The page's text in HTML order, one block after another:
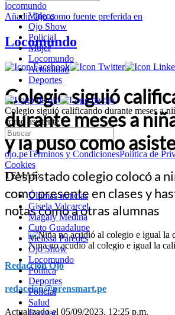
Videos
Ojo Show
Policial
Mujer
Locomundo
Actualidad
Deportes
Colegio siguió calificando durante meses a
como asistente
ojo.peTérminos y CondicionesPolítica de
Cookies
TEMAS:
Últimas noticias
Gisela Valcarcel
Magaly Medina
Cuto Guadalupe
Melissa Paredes
Ojo Show
Locomundo
Política
Deportes
Policial
Salud
Escolar
locomundo
AñadirOjocomo fuente preferida en
Locomundo
Colegio siguió
durante meses a
y la puso como
Despistado colegio colocó a
como presente en clases y
notas como a otras alumnas
Niña no acudió al colegio e igual la
Redacción Ojo
redaccion@prensmart.pe
Actualizado el 05/09/2023, 12:25 p.m.